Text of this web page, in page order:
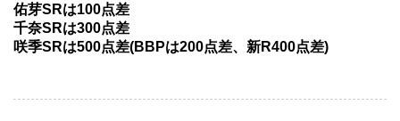
佑芽SRは100点差
千奈SRは300点差
咲季SRは500点差(BBPは200点差、新R400点差)